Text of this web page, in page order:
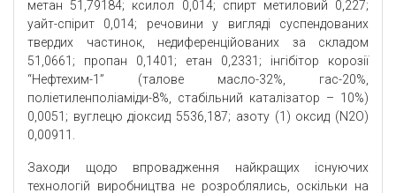
метан 51,79184; ксилол 0,014; спирт метиловий 0,227;
уайт-спірит 0,014; речовини у вигляді суспендованих
твердих частинок, недиференційованих за складом
51,0661; пропан 0,1401; етан 0,2331; інгібітор корозії
“Нефтехим-1” (талове масло-32%, гас-20%,
поліетиленполіаміди-8%, стабільний каталізатор – 10%)
0,0051; вуглецю діоксид 5536,187; азоту (1) оксид (N2O)
0,00911.
Заходи щодо впровадження найкращих існуючих
технологій виробництва не розроблялись, оскільки на